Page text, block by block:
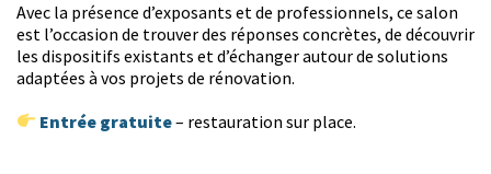
Avec la présence d’exposants et de professionnels, ce salon
est l’occasion de trouver des réponses concrètes, de découvrir
les dispositifs existants et d’échanger autour de solutions
adaptées à vos projets de rénovation.
Entrée gratuite– restauration sur place.